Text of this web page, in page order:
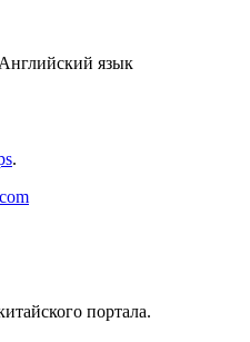
Английский язык
.
портала.